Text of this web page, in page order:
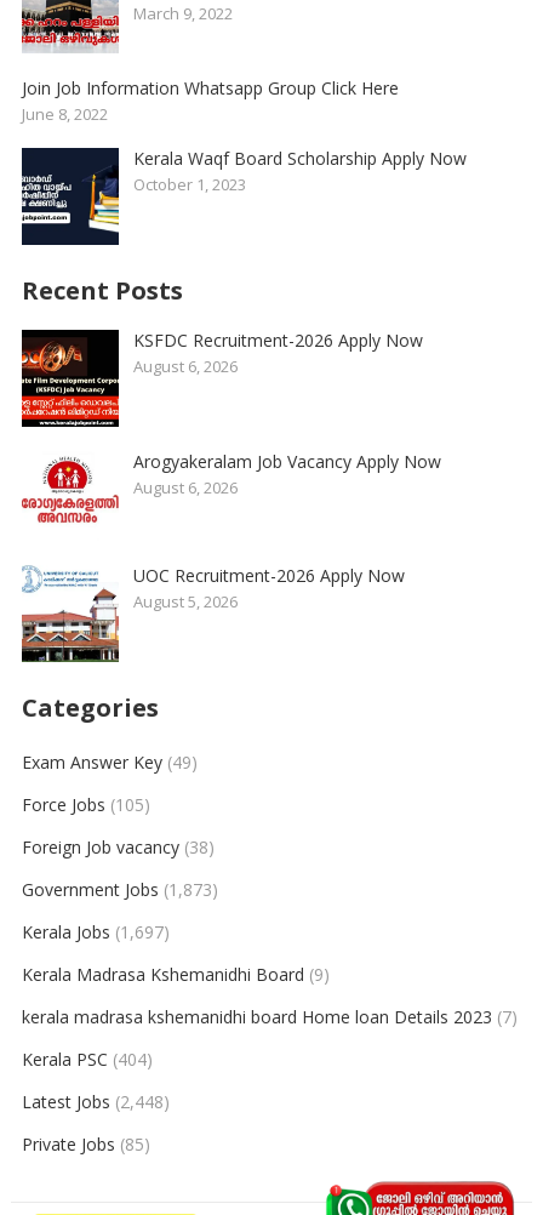
March 9, 2022
Join Job Information Whatsapp Group Click Here
June 8, 2022
Kerala Waqf Board Scholarship Apply Now
October 1, 2023
Recent Posts
KSFDC Recruitment-2026 Apply Now
August 6, 2026
Arogyakeralam Job Vacancy Apply Now
August 6, 2026
UOC Recruitment-2026 Apply Now
August 5, 2026
Categories
Exam Answer Key(49)
Force Jobs (105)
Foreign Job vacancy(38)
Government Jobs (1,873)
Kerala Jobs (1,697)
Kerala Madrasa Kshemanidhi Board (9)
kerala madrasa kshemanidhi board Home loan Details 2023 (7)
Kerala PSC (404)
Latest Jobs (2,448)
Private Jobs (85)